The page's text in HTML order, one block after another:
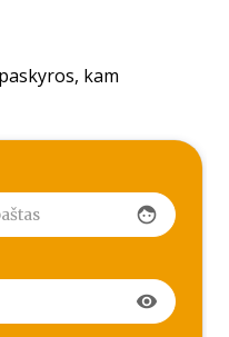
kam
face
visibility